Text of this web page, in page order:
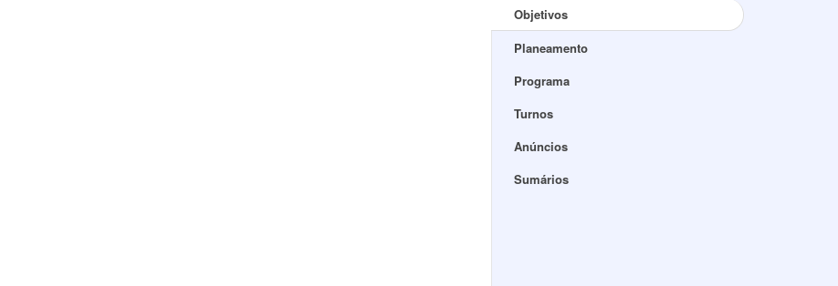
Objetivos
Planeamento
Programa
Turnos
Anúncios
Sumários